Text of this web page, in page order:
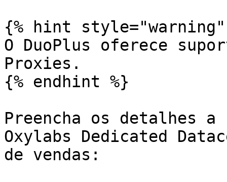
{% hint style="warning"
O DuoPlus oferece
Proxies.
{% endhint %}
Preencha os detalhes a
Oxylabs Dedicated
de vendas: